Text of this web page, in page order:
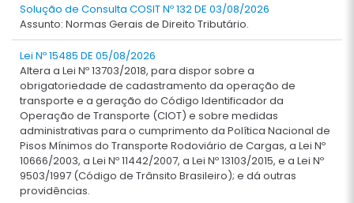
Solução de Consulta COSIT Nº 132 DE 03/08/2026
Assunto: Normas Gerais de Direito Tributário.
Lei Nº 15485 DE 05/08/2026
Altera a Lei Nº 13703/2018, para dispor sobre a
obrigatoriedade de cadastramento da operação de
transporte e a geração do Código Identificador da
Operação de Transporte (CIOT) e sobre medidas
administrativas para o cumprimento da Política Nacional de
Pisos Mínimos do Transporte Rodoviário de Cargas, a Lei Nº
10666/2003, a Lei Nº 11442/2007, a Lei Nº 13103/2015, e a Lei Nº
9503/1997 (Código de Trânsito Brasileiro); e dá outras
providências.